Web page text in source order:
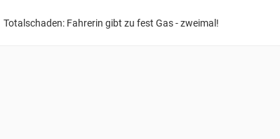
Totalschaden: Fahrerin gibt zu fest Gas - zweimal!